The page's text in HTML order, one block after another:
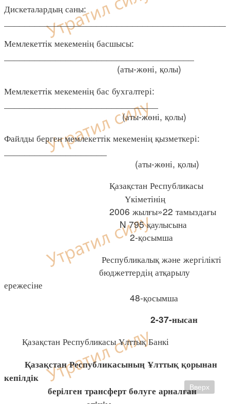
Дискеталардың саны:
Мемлекеттік мекеменің басшысы:
(аты-жөні, қолы)
Мемлекеттік мекеменің бас бухгалтері:
______________________________
(аты-жөні, қолы)
Файлды берген мемлекеттік мекеменің қызметкері:
____________________
(аты-жөні, қолы)
Қазақстан Республикасы
Үкіметінің
2006 жылғы»22 тамыздағы
N 795 қаулысына
2-қосымша
Республикалық және жергілікті
бюджеттердің атқарылу
ережесіне
48-қосымша
2-37-нысан
Қазақстан Республикасы Ұлттық Банкі
Қазақстан Республикасының Ұлттық қорынан
кепілдік
берілген трансферт бөлуге арналғанВверх